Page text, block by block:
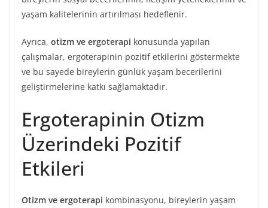
yaşam kalitelerinin artırılması hedeflenir.
Ayrıca, otizm ve ergoterapi konusunda yapılan
çalışmalar, ergoterapinin pozitif etkilerini göstermekte
ve bu sayede bireylerin günlük yaşam becerilerini
geliştirmelerine katkı sağlamaktadır.
Ergoterapinin Otizm
Üzerindeki Pozitif
Etkileri
Otizm ve ergoterapi kombinasyonu, bireylerin yaşam